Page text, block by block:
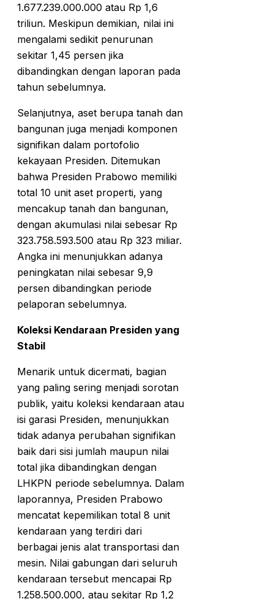
1.677.239.000.000 atau Rp 1,6
triliun. Meskipun demikian, nilai ini
mengalami sedikit penurunan
sekitar 1,45 persen jika
dibandingkan dengan laporan pada
tahun sebelumnya.
Selanjutnya, aset berupa tanah dan
bangunan juga menjadi komponen
signifikan dalam portofolio
kekayaan Presiden. Ditemukan
bahwa Presiden Prabowo memiliki
total 10 unit aset properti, yang
mencakup tanah dan bangunan,
dengan akumulasi nilai sebesar Rp
323.758.593.500 atau Rp 323 miliar.
Angka ini menunjukkan adanya
peningkatan nilai sebesar 9,9
persen dibandingkan periode
pelaporan sebelumnya.
Koleksi Kendaraan Presiden yang
Stabil
Menarik untuk dicermati, bagian
yang paling sering menjadi sorotan
publik, yaitu koleksi kendaraan atau
isi garasi Presiden, menunjukkan
tidak adanya perubahan signifikan
baik dari sisi jumlah maupun nilai
total jika dibandingkan dengan
LHKPN periode sebelumnya. Dalam
laporannya, Presiden Prabowo
mencatat kepemilikan total 8 unit
kendaraan yang terdiri dari
berbagai jenis alat transportasi dan
mesin. Nilai gabungan dari seluruh
kendaraan tersebut mencapai Rp
1.258.500.000, atau sekitar Rp 1,2